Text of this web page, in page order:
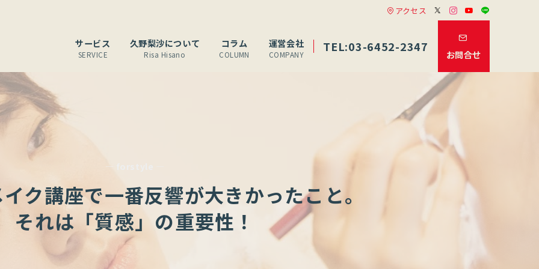
アクセス
サービス
SERVICE
久野梨沙について
Risa Hisano
コラム
COLUMN
運営会社
COMPANY
TEL:03-6452-2347
お問合せ
— forstyle —
ク講座で一番反響が大きかったこと。
それは「質感」の重要性！